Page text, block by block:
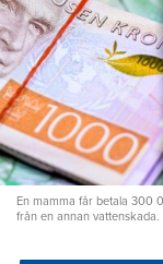
En mamma får betala 300
från en annan vattenskada.